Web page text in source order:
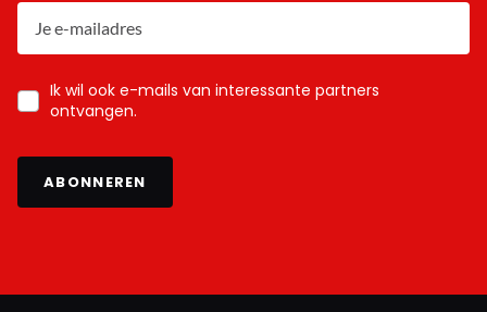
Ik wil ook e-mails van interessante partners
ontvangen.
ABONNEREN